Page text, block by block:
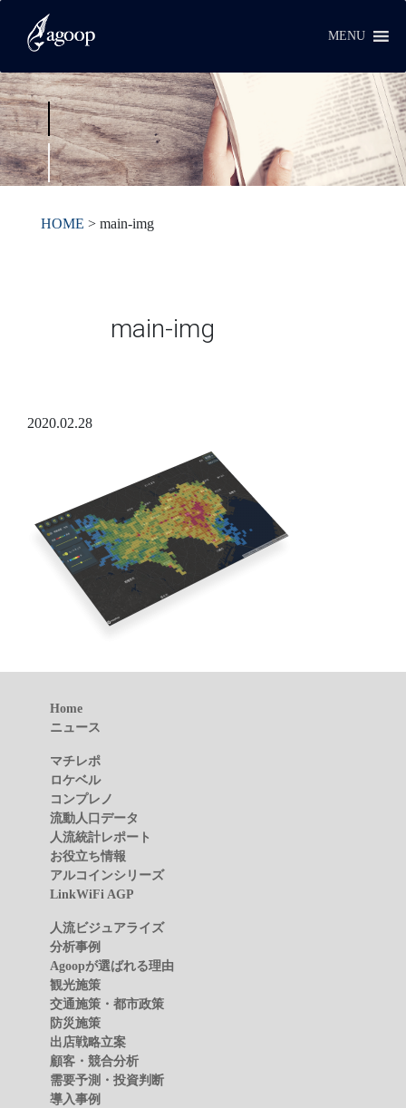
MENU
HOME > main-img
main-img
2020.02.28
Home
ニュース
マチレポ
ロケベル
コンプレノ
流動人口データ
人流統計レポート
お役立ち情報
アルコインシリーズ
LinkWiFi AGP
人流ビジュアライズ
分析事例
Agoopが選ばれる理由
観光施策
交通施策・都市政策
防災施策
出店戦略立案
顧客・競合分析
需要予測・投資判断
導入事例